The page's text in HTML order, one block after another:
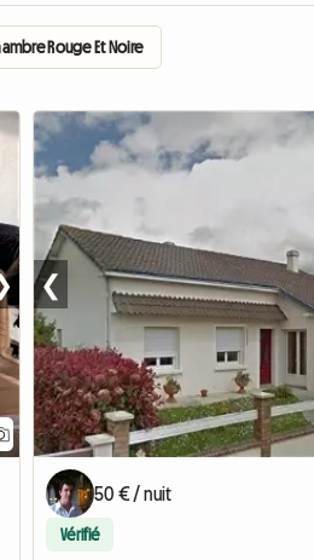
Rouge Et Noire
❮
50 € / nuit
Vérifié